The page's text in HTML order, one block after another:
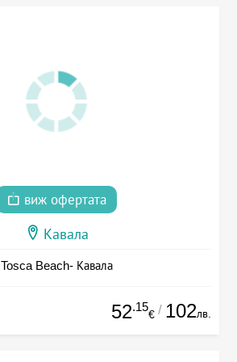
виж офертата
Кавала
Tosca Beach- Кавала
52.15
€ / 102лв.